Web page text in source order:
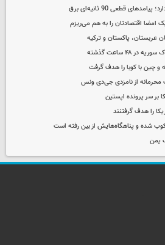
قطعی 90 ثانیه‌ای برق
امضا اقتصادتان را به هم می‌ریزم
عربستان، پاکستان و ترکیه
و چین با کوبا را هدف گرفت
بر سر پرونده اپستین
را هدف گرفتنند
شده و پناهگاه‌هایش از بین رفته است
یمن